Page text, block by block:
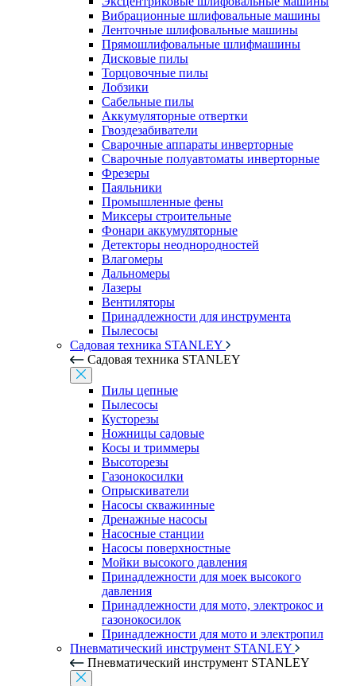
Вибрационные шлифовальные машины
Ленточные шлифовальные машины
Прямошлифовальные шлифмашины
Дисковые пилы
Торцовочные пилы
Лобзики
Сабельные пилы
Аккумуляторные отвертки
Гвоздезабиватели
Сварочные аппараты инверторные
Сварочные полуавтоматы инверторные
Фрезеры
Паяльники
Промышленные фены
Миксеры строительные
Фонари аккумуляторные
Детекторы неоднородностей
Влагомеры
Дальномеры
Лазеры
Вентиляторы
Принадлежности для инструмента
Пылесосы
Садовая техника STANLEY
Садовая техника STANLEY
Пилы цепные
Пылесосы
Кусторезы
Ножницы садовые
Косы и триммеры
Высоторезы
Газонокосилки
Опрыскиватели
Насосы скважинные
Дренажные насосы
Насосные станции
Насосы поверхностные
Мойки высокого давления
Принадлежности для моек высокого
давления
Принадлежности для мото, электрокос и
газонокосилок
Принадлежности для мото и электропил
Пневматический инструмент STANLEY
Пневматический инструмент STANLEY